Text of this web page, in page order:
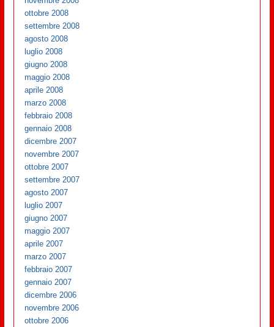
ottobre 2008
settembre 2008
agosto 2008
luglio 2008
giugno 2008
maggio 2008
aprile 2008
marzo 2008
febbraio 2008
gennaio 2008
dicembre 2007
novembre 2007
ottobre 2007
settembre 2007
agosto 2007
luglio 2007
giugno 2007
maggio 2007
aprile 2007
marzo 2007
febbraio 2007
gennaio 2007
dicembre 2006
novembre 2006
ottobre 2006